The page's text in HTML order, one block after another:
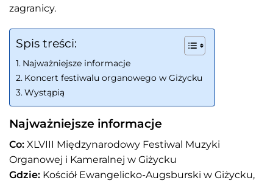
zagranicy.
Spis treści:
Najważniejsze informacje
Koncert festiwalu organowego w Giżycku
Wystąpią
Najważniejsze informacje
Co: XLVIII Międzynarodowy Festiwal Muzyki
Organowej i Kameralnej w Giżycku
Gdzie: Kościół Ewangelicko-Augsburski w Giżycku,